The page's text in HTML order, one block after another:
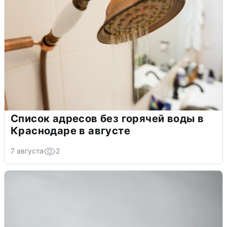
Список адресов без горячей воды в
Краснодаре в августе
7 августа 2